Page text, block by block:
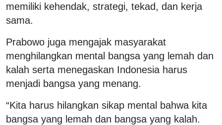
memiliki kehendak, strategi, tekad, dan kerja
sama.
Prabowo juga mengajak masyarakat
menghilangkan mental bangsa yang lemah dan
kalah serta menegaskan Indonesia harus
menjadi bangsa yang menang.
“Kita harus hilangkan sikap mental bahwa kita
bangsa yang lemah dan bangsa yang kalah.